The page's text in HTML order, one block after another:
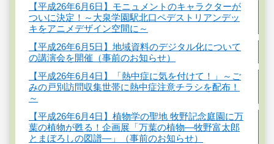
【平成26年6月6日】モニュメントのキャラクターが
ついに決定！～大泉学園駅北口ペデストリアンデッ
キをアニメデザイン空間に～
【平成26年6月5日】地域資料のデジタル化について
の講演会を開催（事前のお知らせ）
【平成26年6月4日】「熱中症に気を付けて！」～ご
みの戸別訪問収集世帯に熱中症注意チラシを配布！
～
【平成26年6月4日】植物学の聖地 牧野記念庭園に万
葉の植物が甦る！企画展「万葉の植物―牧野富太郎
とまぼろしの図譜―」（事前のお知らせ）